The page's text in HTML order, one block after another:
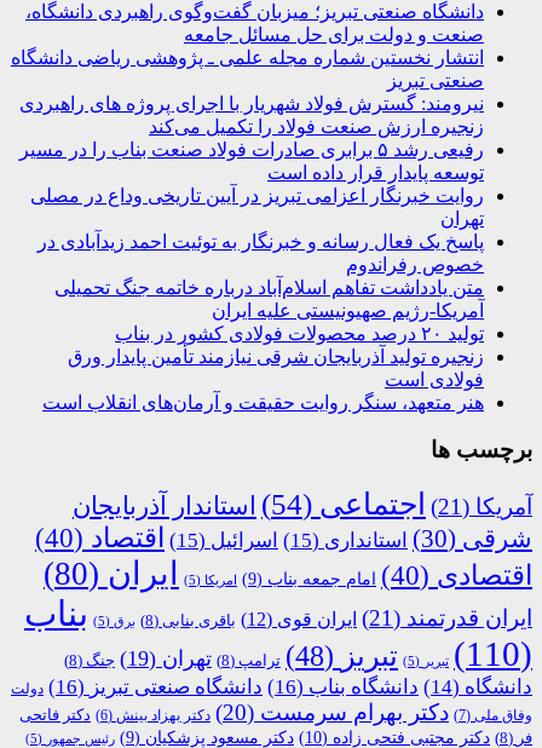
دانشگاه صنعتی تبریز؛ میزبان گفت‌وگوی راهبردی دانشگاه،
صنعت و دولت برای حل مسائل جامعه
انتشار نخستین شماره مجله علمی ـ پژوهشی ریاضی دانشگاه
صنعتی تبریز
نیرومند: گسترش فولاد شهریار با اجرای پروژه های راهبردی
زنجیره ارزش صنعت فولاد را تکمیل می‌کند
رفیعی رشد ۵ برابری صادرات فولاد صنعت بناب را در مسیر
توسعه پایدار قرار داده است
روایت خبرنگار اعزامی تبریز در آیین تاریخی وداع در مصلی
تهران
پاسخ یک فعال رسانه و خبرنگار به توئیت احمد زیدآبادی در
خصوص رفراندوم
متن یادداشت تفاهم اسلام‌آباد درباره خاتمه جنگ تحمیلی
آمریکا-رژیم صهیونیستی علیه ایران
تولید ۲۰ درصد محصولات فولادی کشور در بناب
زنجیره تولید آذربایجان شرقی نیازمند تأمین پایدار ورق
فولادی است
هنر متعهد، سنگر روایت حقیقت و آرمان‌های انقلاب است
برچسب ها
آمریکا (21) اجتماعی (54)
استاندار آذربایجان
شرقی (30) استانداری (15) اسرائیل (15) اقتصاد (40)
اقتصادی (40) امام جمعه بناب (9) امریکا (5) ایران (80)
ایران قدرتمند (21) ایران قوی (12) باقری بنابی (8) برق (5)
بناب
(110)
تبریر (5) تبریز (48) ترامپ (8) تهران (19) جنگ (8)
دانشگاه (14) دانشگاه بناب (16) دانشگاه صنعتی تبریز (16)
دولت
وفاق ملی (7) دکتر بهرام سرمست (20) دکتر بهزاد بینش (6)
دکتر فاتحی
فر (8) دکتر مجتبی فتحی زاده (10) دکتر مسعود پزشکیان (9) رئیس جمهور (5)